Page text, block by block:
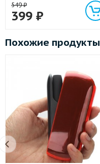
549₽
399 ₽
Похожие продукты